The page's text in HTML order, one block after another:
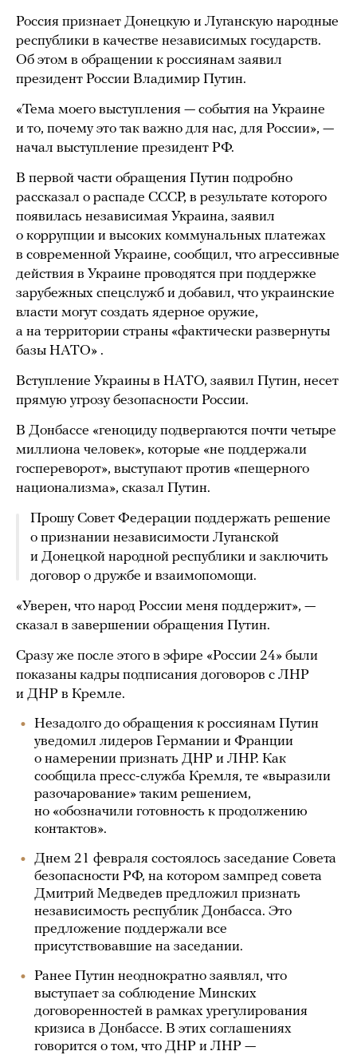
Россия признает Донецкую и Луганскую народные
республики в качестве независимых государств.
Об этом в обращении к россиянам заявил
президент России Владимир Путин.
«Тема моего выступления — события на Украине
и то, почему это так важно для нас, для России», —
начал выступление президент РФ.
В первой части обращения Путин подробно
рассказал о распаде СССР, в результате которого
появилась независимая Украина, заявил
о коррупции и высоких коммунальных платежах
в современной Украине, сообщил, что агрессивные
действия в Украине проводятся при поддержке
зарубежных спецслужб и добавил, что украинские
власти могут создать ядерное оружие,
а на территории страны «фактически развернуты
базы НАТО» .
Вступление Украины в НАТО, заявил Путин, несет
прямую угрозу безопасности России.
В Донбассе «геноциду подвергаются почти четыре
миллиона человек», которые «не поддержали
госпереворот», выступают против «пещерного
национализма», сказал Путин.
Прошу Совет Федерации поддержать решение
о признании независимости Луганской
и Донецкой народной республики и заключить
договор о дружбе и взаимопомощи.
«Уверен, что народ России меня поддержит», —
сказал в завершении обращения Путин.
Сразу же после этого в эфире «России 24» были
показаны кадры подписания договоров с ЛНР
и ДНР в Кремле.
Незадолго до обращения к россиянам Путин
уведомил лидеров Германии и Франции
о намерении признать ДНР и ЛНР. Как
сообщила пресс-служба Кремля, те «выразили
разочарование» таким решением,
но «обозначили готовность к продолжению
контактов».
Днем 21 февраля состоялось заседание Совета
безопасности РФ, на котором зампред совета
Дмитрий Медведев предложил признать
независимость республик Донбасса. Это
предложение поддержали все
присутствовавшие на заседании.
Ранее Путин неоднократно заявлял, что
выступает за соблюдение Минских
договоренностей в рамках урегулирования
кризиса в Донбассе. В этих соглашениях
говорится о том, что ДНР и ЛНР —